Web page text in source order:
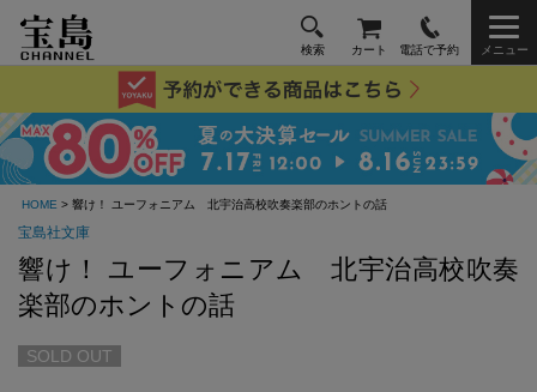
検索 カート 電話で予約 メニュー
HOME > 響け！ ユーフォニアム 北宇治高校吹奏楽部のホントの話
宝島社文庫
響け！ ユーフォニアム 北宇治高校吹奏
楽部のホントの話
SOLD OUT